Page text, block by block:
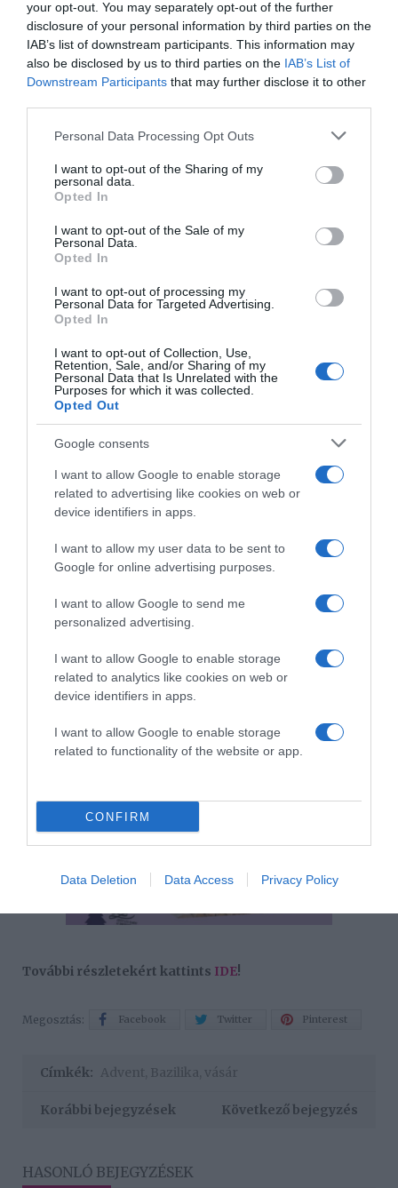
your opt-out. You may separately opt-out of the further
disclosure of your personal information by third parties on the
IAB’s list of downstream participants. This information may
also be disclosed by us to third parties on the IAB’s List of
Downstream Participants that may further disclose it to other
Please note that this website/app uses one or more Google
not limited to your visit or usage behaviour. You may click to
grant or deny consent to Google and its third-party tags to
use your data for below specified purposes in below Google
consent section.
Personal Data Processing Opt Outs
I want to opt-out of the Sharing of my
personal data.
Opted In
I want to opt-out of the Sale of my
Personal Data.
Opted In
I want to opt-out of processing my
Personal Data for Targeted Advertising.
Opted In
I want to opt-out of Collection, Use,
Retention, Sale, and/or Sharing of my
Personal Data that Is Unrelated with the
Purposes for which it was collected.
Opted Out
Google consents
I want to allow Google to enable storage
related to advertising like cookies on web or
device identifiers in apps.
I want to allow my user data to be sent to
Google for online advertising purposes.
I want to allow Google to send me
personalized advertising.
I want to allow Google to enable storage
related to analytics like cookies on web or
device identifiers in apps.
I want to allow Google to enable storage
related to functionality of the website or app.
CONFIRM
Data Deletion Data Access Privacy Policy
világ legnagyobb gasztroországait. Emellett senki sem
maradhat ki a gasztrokalandból csak azért, mert glutén-
vagy laktózérzékeny, esetleg cukorbeteg! Kiállítóink
szinte mindegyikénél megtalálhatóak az ételallergiával
együtt élők számára is fogyasztható finomságok.
Az első ÖKO vásár
Az Adventi Ünnep a Bazilikánál küldetéstudata, hogy
óvjuk a környezetünket, és elkötelezett a
fenntarthatóság mellett. Ezért a gasztro kiállítók csakis
kizárólag 24 óra alatt lebomló termékekben tálalják az
Számtalan koncerttel vár a Bazilika!
A fellépők közt találjuk Wolf Katit, a Pénzügyőr Zenekart
és a DKN-t. Mindezek mellett több ingyenes koncerttel is
várja az érdeklődőket a Bazilika! A koncertek mellett
minden nap 18:00 órától szent mise várja a híveket és
harangozás hallható 17:30, 17:58 és 19:00-kor a Szent
István téren.
Szent István tér és Zrínyi utca (V. kerület)
A vásár és a programok ingyenesen látogathatók.
További részletekért kattints IDE!
Megosztás: Facebook Twitter Pinterest
Címkék: Advent Bazilika vásár
Korábbi bejegyzések Következő bejegyzés
HASONLÓ BEJEGYZÉSEK